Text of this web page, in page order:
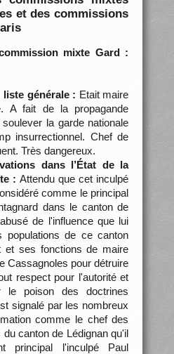
et des commissions
mixte Gard :
générale : Etait maire
A fait de la propagande
la garde nationale
insurrectionnel. Chef de
Très dangereux.
dans l’État de la
: Attendu que cet inculpé
comme le principal
dans le canton de
de l'influence que lui
populations de ce canton
et ses fonctions de maire
Cassagnoles pour détruire
respect pour l'autorité et
le poison des doctrines
signalé par les nombreux
comme le chef des
canton de Lédignan qu'il
principal l'inculpé Paul